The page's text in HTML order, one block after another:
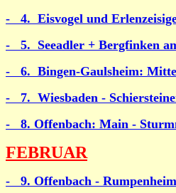
- 4. Eisvogel und
- 5. Seeadler + Bergfinken
- 6. Bingen-Gaulsheim:
- 7. Wiesbaden -
- 8. Offenbach: Main -
FEBRUAR
- 9. Offenbach -